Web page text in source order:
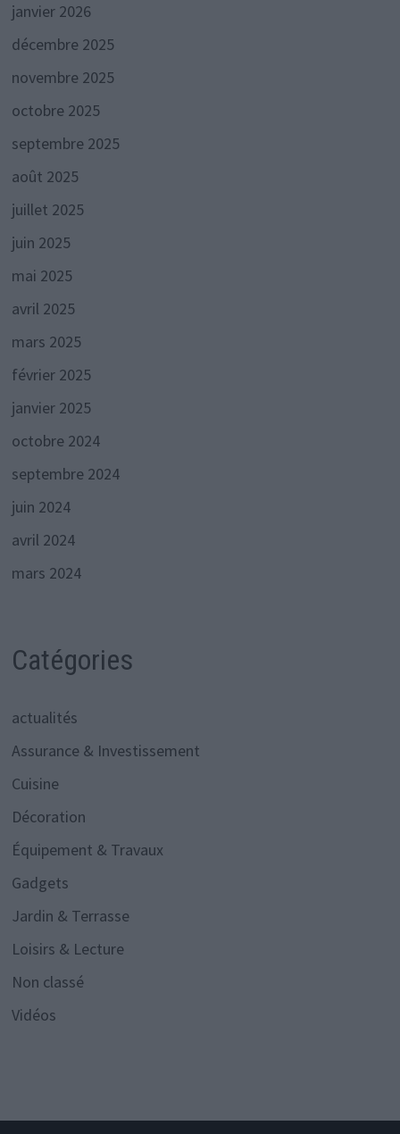
janvier 2026
décembre 2025
novembre 2025
octobre 2025
septembre 2025
août 2025
juillet 2025
juin 2025
mai 2025
avril 2025
mars 2025
février 2025
janvier 2025
octobre 2024
septembre 2024
juin 2024
avril 2024
mars 2024
Catégories
actualités
Assurance & Investissement
Cuisine
Décoration
Équipement & Travaux
Gadgets
Jardin & Terrasse
Loisirs & Lecture
Non classé
Vidéos